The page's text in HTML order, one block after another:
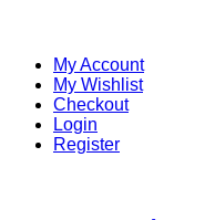
My Account
My Wishlist
Checkout
Login
Register